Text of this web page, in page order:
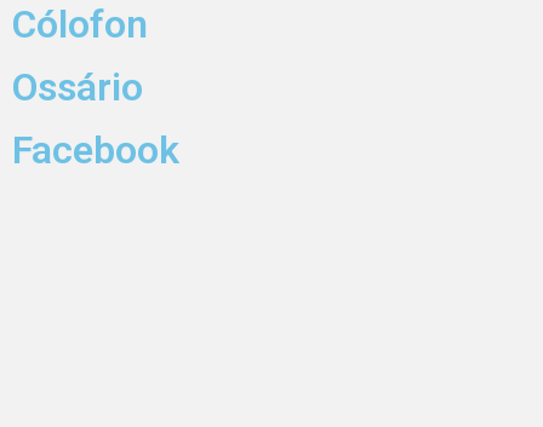
Cólofon
Ossário
Facebook